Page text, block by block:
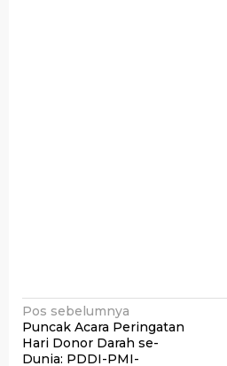
Navigasi
pos
Pos sebelumnya
Puncak Acara Peringatan
Hari Donor Darah se-
Dunia: PDDI-PMI-